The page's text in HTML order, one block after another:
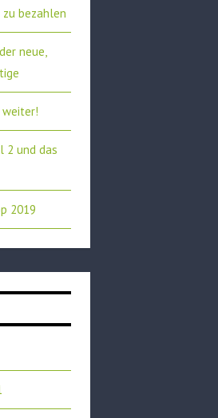
zu bezahlen
neue,
weiter!
2 und das
2019